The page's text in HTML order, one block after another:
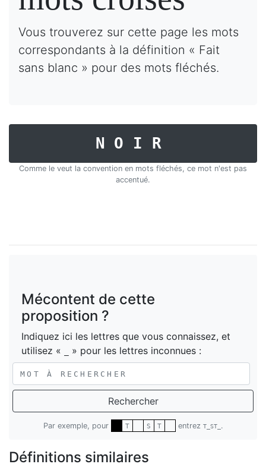
Vous trouverez sur cette page les mots
correspondants à la définition « Fait
sans blanc » pour des mots fléchés.
NOIR
Comme le veut la convention en mots fléchés, ce mot n'est pas
accentué.
Mécontent de cette
proposition ?
Indiquez ici les lettres que vous connaissez, et
utilisez «
» pour les lettres inconnues :
Rechercher
Par exemple, pour T S T entrez T_ST_ .
Définitions similaires